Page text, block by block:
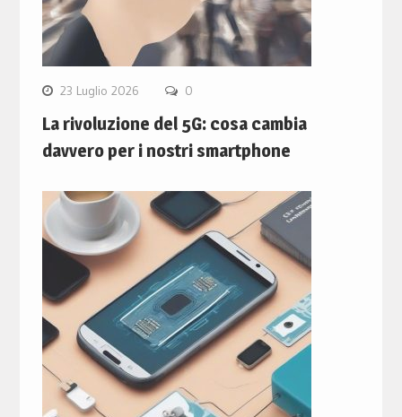
23 Luglio 2026 0
La rivoluzione del 5G: cosa cambia
davvero per i nostri smartphone